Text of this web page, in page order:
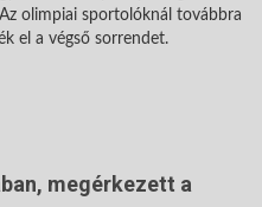
olimpiai sportolóknál továbbra
el a végső sorrendet.
megérkezett a